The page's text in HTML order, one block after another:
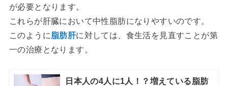
が必要となります。
これらが肝臓において中性脂肪になりやすいのです。
このように脂肪肝に対しては、食生活を見直すことが第
一の治療となります。
日本人の4人に1人！？増えている脂肪